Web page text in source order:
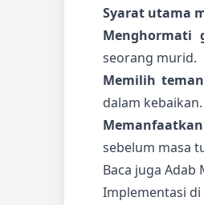
Syarat utama
Menghormati
seorang murid.
Memilih
dalam kebaikan.
sebelum masa
Baca juga Adab
Implementasi di